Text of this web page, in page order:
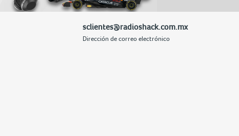
sclientes@radioshack.com.mx
Dirección de correo electrónico